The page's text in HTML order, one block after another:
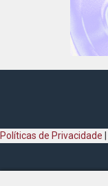
Políticas de Privacidade